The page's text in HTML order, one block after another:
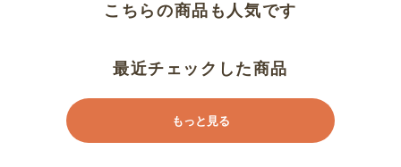
今回は夏用でメッシュタイプを購
リピートです
こちらの商品も人気です
最近チェックした商品
もっと見る